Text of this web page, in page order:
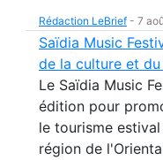
Rédaction LeBrief - 7
Saïdia Music
de la culture et
Le Saïdia Music
édition pour
le tourisme
région de